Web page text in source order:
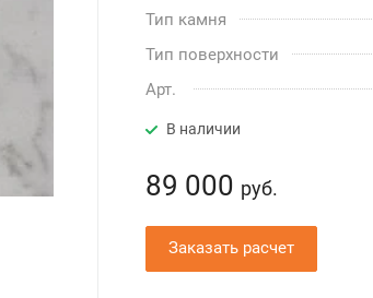
Тип камня
Тип поверхности
Арт.
В наличии
89 000 руб.
Заказать расчет